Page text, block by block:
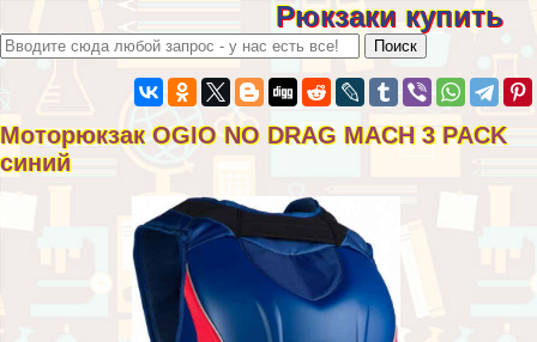
Рюкзаки купить
Моторюкзак OGIO NO DRAG MACH 3 PACK
синий